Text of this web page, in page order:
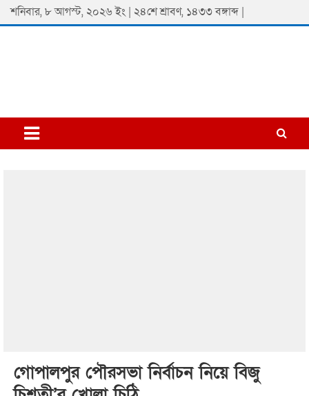
Skip
to
শনিবার, ৮ আগস্ট, ২০২৬ ইং | ২৪শে শ্রাবণ, ১৪৩৩ বঙ্গাব্দ |
Padmaprobaha
Online Newspaper Portal
গোপালপুর পৌরসভা নির্বাচন নিয়ে বিজু